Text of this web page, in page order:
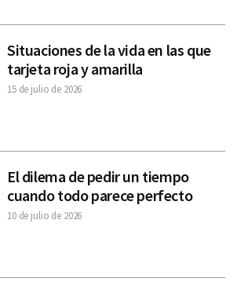
Situaciones de la vida en las que
tarjeta roja y amarilla
15 de julio de 2026
El dilema de pedir un tiempo
cuando todo parece perfecto
10 de julio de 2026